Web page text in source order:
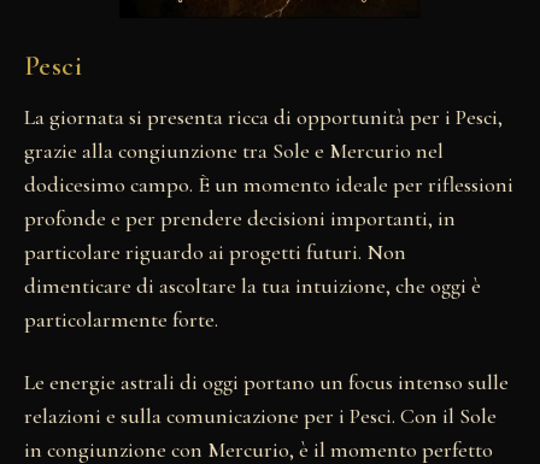
Pesci
La giornata si presenta ricca di opportunità per i Pesci,
grazie alla congiunzione tra Sole e Mercurio nel
dodicesimo campo. È un momento ideale per riflessioni
profonde e per prendere decisioni importanti, in
particolare riguardo ai progetti futuri. Non
dimenticare di ascoltare la tua intuizione, che oggi è
particolarmente forte.
Le energie astrali di oggi portano un focus intenso sulle
relazioni e sulla comunicazione per i Pesci. Con il Sole
in congiunzione con Mercurio, è il momento perfetto